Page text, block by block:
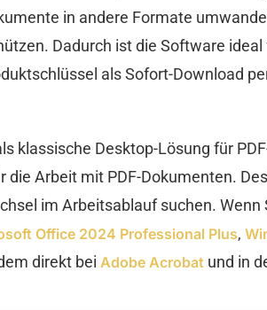
in andere Formate
Dadurch ist die Software
als Sofort-Download
klassische Desktop-Lösung für
Arbeit mit PDF-Dokumenten.
im Arbeitsablauf suchen.
Office 2024 Professional Plus,
direkt bei Adobe Acrobat und in